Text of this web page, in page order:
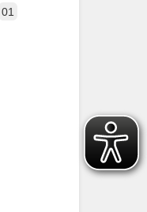
01